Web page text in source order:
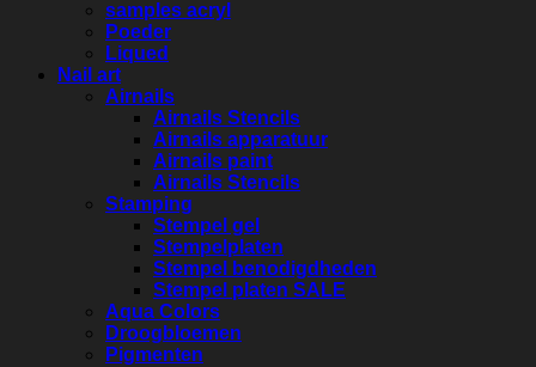
samples acryl
Poeder
Liqued
Nail art
Airnails
Airnails Stencils
Airnails apparatuur
Airnails paint
Airnails Stencils
Stamping
Stempel gel
Stempelplaten
Stempel benodigdheden
Stempel platen SALE
Aqua Colors
Droogbloemen
Pigmenten